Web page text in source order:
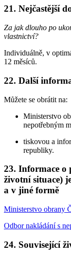
21. Nejčastější
Za jak dlouho po
vlastnictví?
Individuálně, v
12 měsíců.
22. Další
Můžete se obrátit na:
Ministerstvo
nepotřebným
tiskovou a
republiky.
23. Informace o
životní situace)
a v jiné formě
Ministerstvo obrany
Odbor nakládání s
24. Související